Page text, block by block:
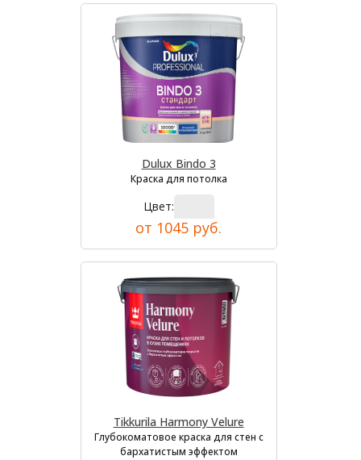
Dulux Bindo 3
Краска для потолка
Цвет:
от 1045 руб.
Tikkurila Harmony Velure
Глубокоматовое краска для стен с
бархатистым эффектом